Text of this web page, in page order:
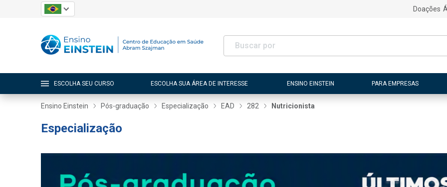
Doações
ESCOLHA SEU CURSO ESCOLHA SUA ÁREA DE INTERESSE ENSINO EINSTEIN PARA EMPRESAS
Ensino Einstein Pós-graduação Especialização EAD 282 Nutricionista
Especialização